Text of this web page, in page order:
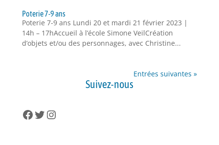
Poterie 7-9 ans
Poterie 7-9 ans Lundi 20 et mardi 21 février 2023 |
14h – 17hAccueil à l’école Simone VeilCréation
d’objets et/ou des personnages, avec Christine...
Entrées suivantes »
Suivez-nous
Facebook
Twitter
Instagram